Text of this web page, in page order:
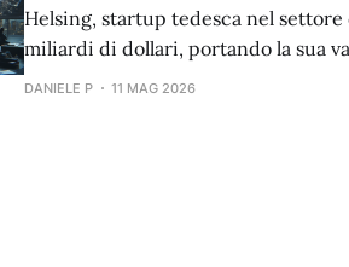
Helsing, startup tedesca nel
miliardi di dollari, portando la sua
DANIELE P 11 MAG 2026